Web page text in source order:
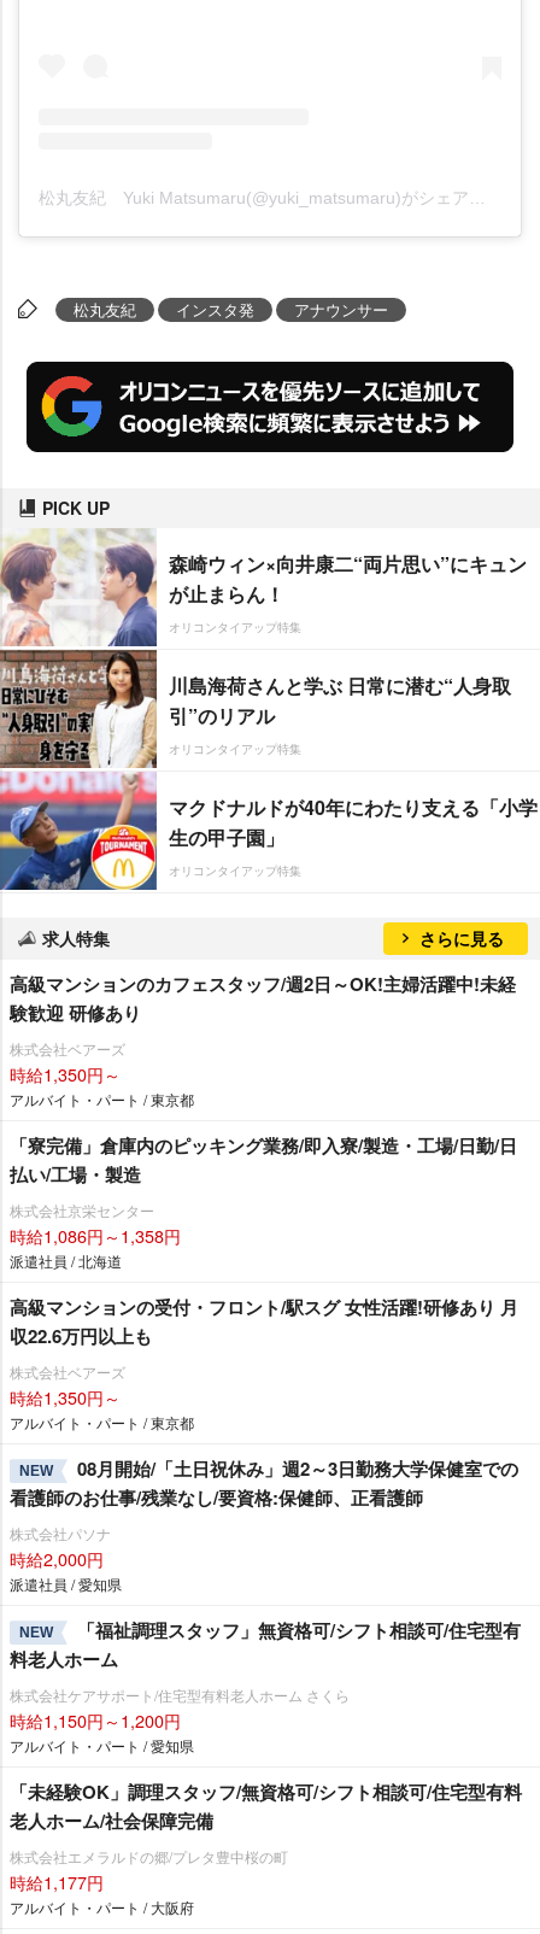
松丸友紀 インスタ発 アナウンサー
PICK UP
森崎ウィン×向井康二“両片思い”にキュン
が止まらん！
オリコンタイアップ特集
川島海荷さんと学ぶ 日常に潜む“人身取
引”のリアル
オリコンタイアップ特集
マクドナルドが40年にわたり支える「小学
生の甲子園」
オリコンタイアップ特集
求人特集 さらに見る
高級マンションのカフェスタッフ/週2日～OK!主婦活躍中!未経
験歓迎 研修あり
株式会社ベアーズ
時給1,350円～
アルバイト・パート / 東京都
「寮完備」倉庫内のピッキング業務/即入寮/製造・工場/日勤/日
払い/工場・製造
株式会社京栄センター
時給1,086円～1,358円
派遣社員 / 北海道
高級マンションの受付・フロント/駅スグ 女性活躍!研修あり 月
収22.6万円以上も
株式会社ベアーズ
時給1,350円～
アルバイト・パート / 東京都
NEW
08月開始/「土日祝休み」週2～3日勤務大学保健室での
看護師のお仕事/残業なし/要資格:保健師、正看護師
株式会社パソナ
時給2,000円
派遣社員 / 愛知県
NEW
「福祉調理スタッフ」無資格可/シフト相談可/住宅型有
料老人ホーム
株式会社ケアサポート/住宅型有料老人ホーム さくら
時給1,150円～1,200円
アルバイト・パート / 愛知県
「未経験OK」調理スタッフ/無資格可/シフト相談可/住宅型有料
老人ホーム/社会保障完備
株式会社エメラルドの郷/プレタ豊中桜の町
時給1,177円
アルバイト・パート / 大阪府